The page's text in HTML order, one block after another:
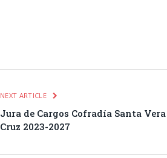
NEXT ARTICLE
Jura de Cargos Cofradía Santa Vera
Cruz 2023-2027